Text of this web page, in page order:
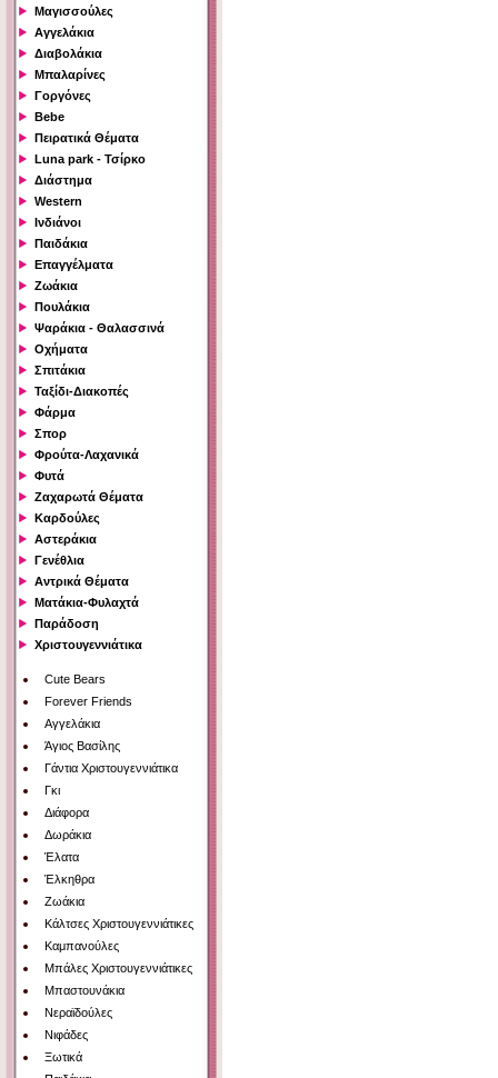
Μαγισσούλες
Αγγελάκια
Διαβολάκια
Μπαλαρίνες
Γοργόνες
Bebe
Πειρατικά Θέματα
Luna park - Τσίρκο
Διάστημα
Western
Ινδιάνοι
Παιδάκια
Επαγγέλματα
Ζωάκια
Πουλάκια
Ψαράκια - Θαλασσινά
Οχήματα
Σπιτάκια
Ταξίδι-Διακοπές
Φάρμα
Σπορ
Φρούτα-Λαχανικά
Φυτά
Ζαχαρωτά Θέματα
Καρδούλες
Αστεράκια
Γενέθλια
Αντρικά Θέματα
Ματάκια-Φυλαχτά
Παράδοση
Χριστουγεννιάτικα
Cute Bears
Forever Friends
Αγγελάκια
Άγιος Βασίλης
Γάντια Χριστουγεννιάτικα
Γκι
Διάφορα
Δωράκια
Έλατα
Έλκηθρα
Ζωάκια
Κάλτσες Χριστουγεννιάτικες
Καμπανούλες
Μπάλες Χριστουγεννιάτικες
Μπαστουνάκια
Νεραϊδούλες
Νιφάδες
Ξωτικά